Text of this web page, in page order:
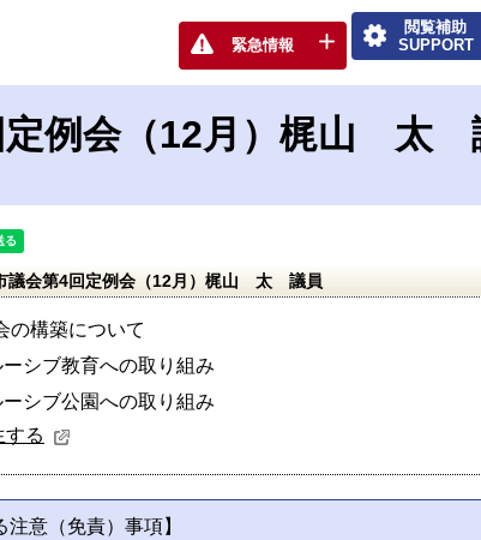
緊急情報
閲覧補助
SUPPORT
令和5年伊万里市議会第4回定例会（12月）梶山
定例会（12月）梶山 太
議会第4回定例会（12月）梶山 太 議員
の構築について
シブ教育への取り組み
シブ公園への取り組み
する
注意（免責）事項】